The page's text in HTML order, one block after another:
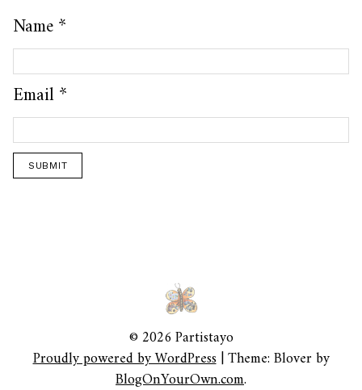
Name*
Email*
© 2026 Partistayo
Proudly powered by WordPress|Theme: Blover by
BlogOnYourOwn.com.